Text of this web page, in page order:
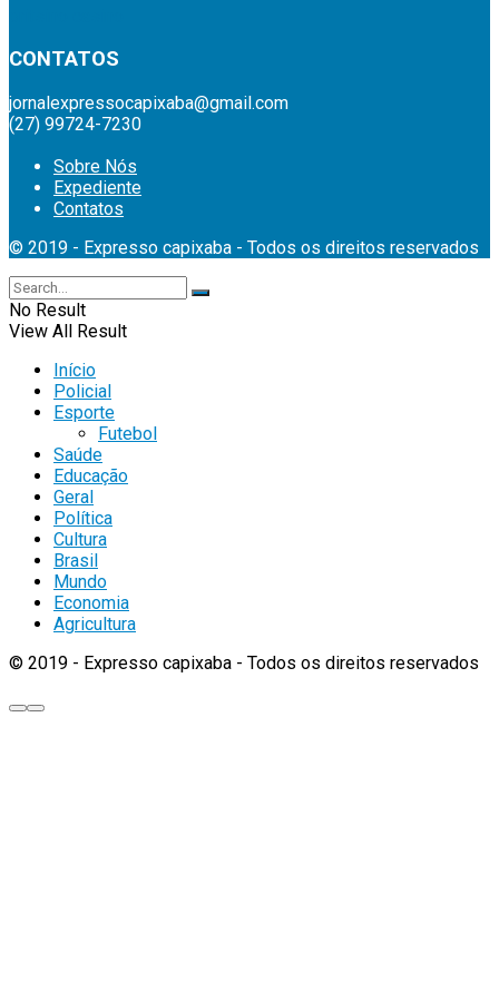
CONTATOS
jornalexpressocapixaba@gmail.com
(27) 99724-7230
Sobre Nós
Expediente
Contatos
© 2019 - Expresso capixaba - Todos os direitos reservados
No Result
View All Result
Início
Policial
Esporte
Futebol
Saúde
Educação
Geral
Política
Cultura
Brasil
Mundo
Economia
Agricultura
© 2019 - Expresso capixaba - Todos os direitos reservados